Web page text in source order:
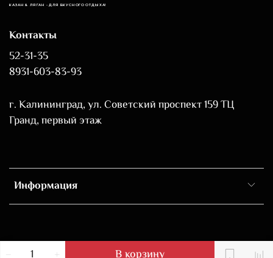
КАЗАН & ЛЯГАН - ДЛЯ ВКУСНОГО ОТДЫХА!
Информация
Контакты
52-31-35
8931-603-83-93
г. Калининград, ул. Советский проспект 159 ТЦ
Гранд, первый этаж